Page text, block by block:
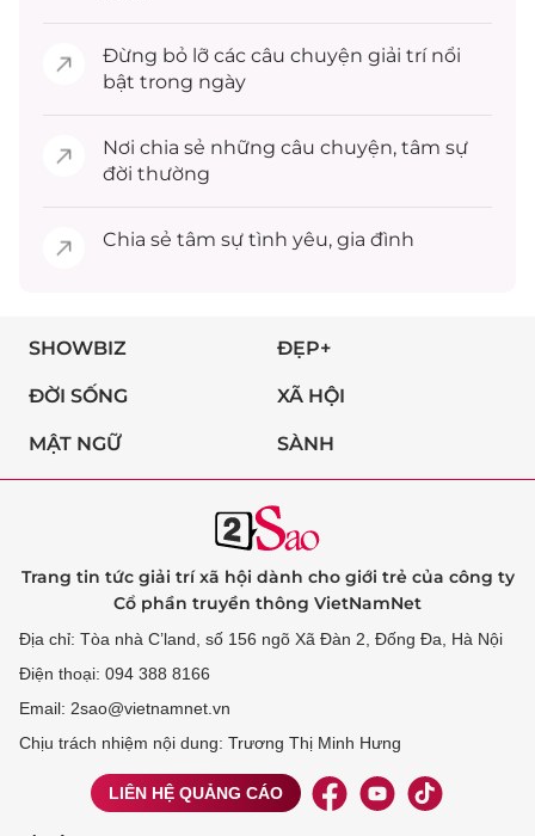
Đừng bỏ lỡ các câu chuyện giải trínổi
bật trong ngày
Nơi chia sẻ những câu chuyện, tâm sự
đời thường
Chia sẻ tâm sự tình yêu, gia đình
SHOWBIZ ĐẸP+
ĐỜI SỐNG XÃ HỘI
MẬT NGỮ SÀNH
Trang tin tức giải trí xã hội dành cho giới trẻ của công ty
Cổ phần truyền thông VietNamNet
Địa chỉ: Tòa nhà C’land, số 156 ngõ Xã Đàn 2, Đống Đa, Hà Nội
Điện thoại: 094 388 8166
Email: 2sao@vietnamnet.vn
Chịu trách nhiệm nội dung: Trương Thị Minh Hưng
LIÊN HỆ QUẢNG CÁO